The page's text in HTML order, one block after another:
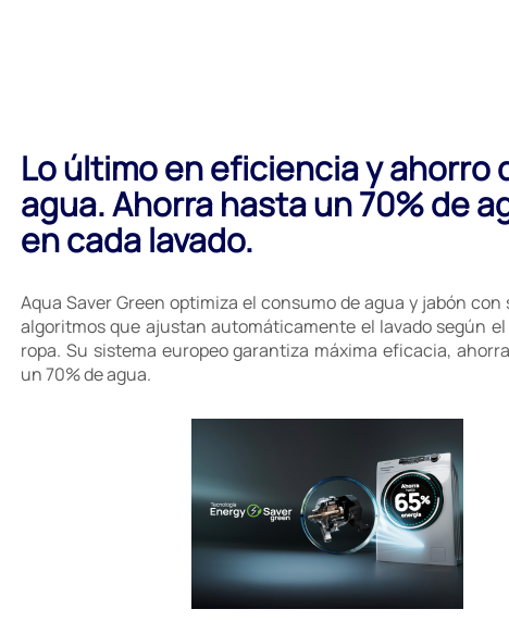
Lo último en eficiencia y ahorro
agua. Ahorra hasta un 70% de
en cada lavado.
Aqua Saver Green optimiza el consumo de agua y jabón con
algoritmos que ajustan automáticamente el lavado según el
ropa. Su sistema europeo garantiza máxima eficacia,
un 70% de agua.